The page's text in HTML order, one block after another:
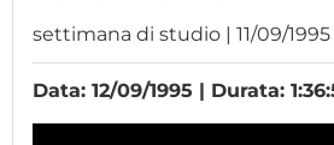
settimana di studio | 11/09/1995
Data: 12/09/1995 | Durata: